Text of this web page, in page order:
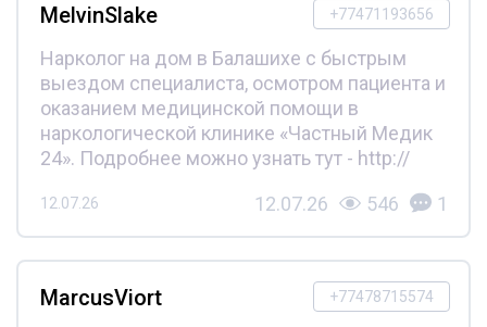
+77471193656
MelvinSlake
Нарколог на дом в Балашихе с быстрым
выездом специалиста, осмотром пациента и
оказанием медицинской помощи в
наркологической клинике «Частный Медик
24». Подробнее можно узнать тут - http://
12.07.26 12.07.26 546 1
+77478715574
MarcusViort